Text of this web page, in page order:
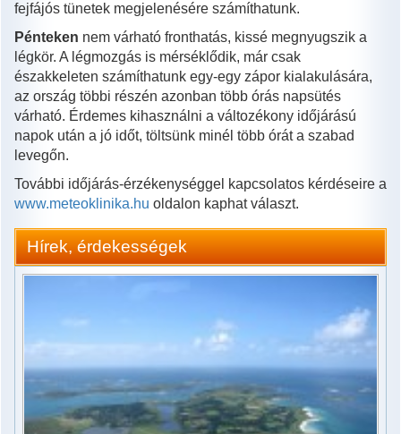
fejfájós tünetek megjelenésére számíthatunk.
Pénteken nem várható fronthatás, kissé megnyugszik a
légkör. A légmozgás is mérséklődik, már csak
északkeleten számíthatunk egy-egy zápor kialakulására,
az ország többi részén azonban több órás napsütés
várható. Érdemes kihasználni a változékony időjárású
napok után a jó időt, töltsünk minél több órát a szabad
levegőn.
További időjárás-érzékenységgel kapcsolatos kérdéseire a
www.meteoklinika.hu oldalon kaphat választ.
Hírek, érdekességek